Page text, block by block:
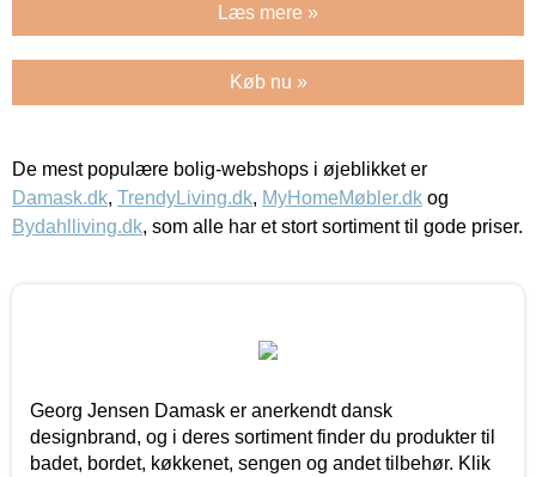
Læs mere »
Køb nu »
De mest populære bolig-webshops i øjeblikket er
Damask.dk, TrendyLiving.dk, MyHomeMøbler.dk og
Bydahlliving.dk, som alle har et stort sortiment til gode priser.
Georg Jensen Damask er anerkendt dansk
designbrand, og i deres sortiment finder du produkter til
badet, bordet, køkkenet, sengen og andet tilbehør. Klik